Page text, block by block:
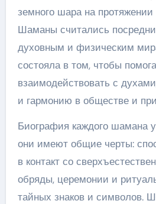
земного шара на протяжении
Шаманы считались
духовным и физическим
состояла в том, чтобы
взаимодействовать с
и гармонию в обществе и
Биография каждого шамана
они имеют общие черты:
в контакт со
обряды, церемонии и
тайных знаков и символов.